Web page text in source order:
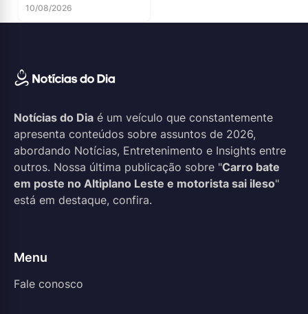
10/08/2026
Notícias do Dia é um veículo que constantemente
apresenta conteúdos sobre assuntos de 2026,
abordando Notícias, Entretenimento e Insights entre
outros. Nossa última publicação sobre "Carro bate
em poste no Altiplano Leste e motorista sai ileso"
está em destaque, confira.
Menu
Fale conosco